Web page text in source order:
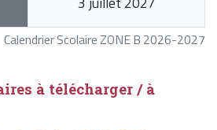
Calendrier Scolaire ZONE B 2026-2027
à télécharger / à